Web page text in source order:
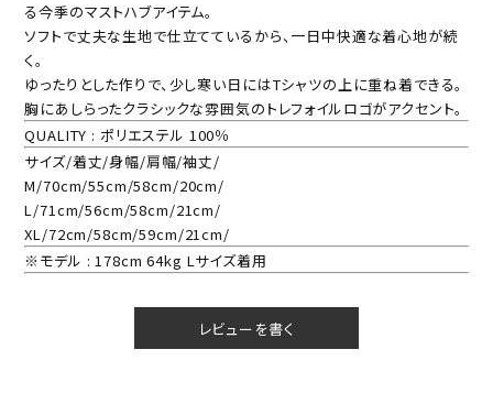
る今季のマストハブアイテム。
ソフトで丈夫な生地で仕立てているから、一日中快適な着心地が続
く。
ゆったりとした作りで、少し寒い日にはTシャツの上に重ね着できる。
胸にあしらったクラシックな雰囲気のトレフォイルロゴがアクセント。
QUALITY : ポリエステル 100％
サイズ/着丈/身幅/肩幅/袖丈/
M/70cm/55cm/58cm/20cm/
L/71cm/56cm/58cm/21cm/
XL/72cm/58cm/59cm/21cm/
※モデル : 178cm 64kg Lサイズ着用
レビューを書く